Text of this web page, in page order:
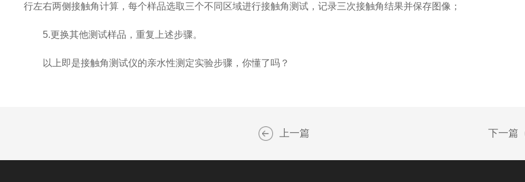
行左右两侧接触角计算，每个样品选取三个不同区域进行接触角测试，记录三次接触角结果并保存图像；
5.更换其他测试样品，重复上述步骤。
以上即是接触角测试仪的亲水性测定实验步骤，你懂了吗？
上一篇 下一篇